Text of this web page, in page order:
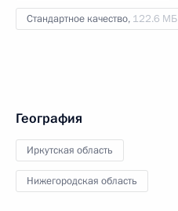
Стандартное качество, 122.6 МБ
География
Иркутская область
Нижегородская область